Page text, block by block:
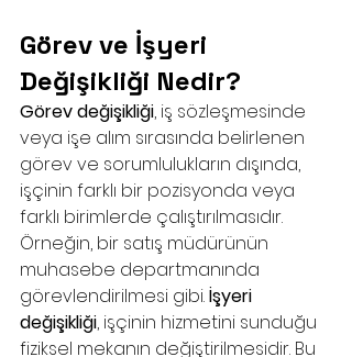
Görev ve İşyeri
Değişikliği Nedir?
Görev değişikliği, iş sözleşmesinde
veya işe alım sırasında belirlenen
görev ve sorumlulukların dışında,
işçinin farklı bir pozisyonda veya
farklı birimlerde çalıştırılmasıdır.
Örneğin, bir satış müdürünün
muhasebe departmanında
görevlendirilmesi gibi. İşyeri
değişikliği, işçinin hizmetini sunduğu
fiziksel mekanın değiştirilmesidir. Bu